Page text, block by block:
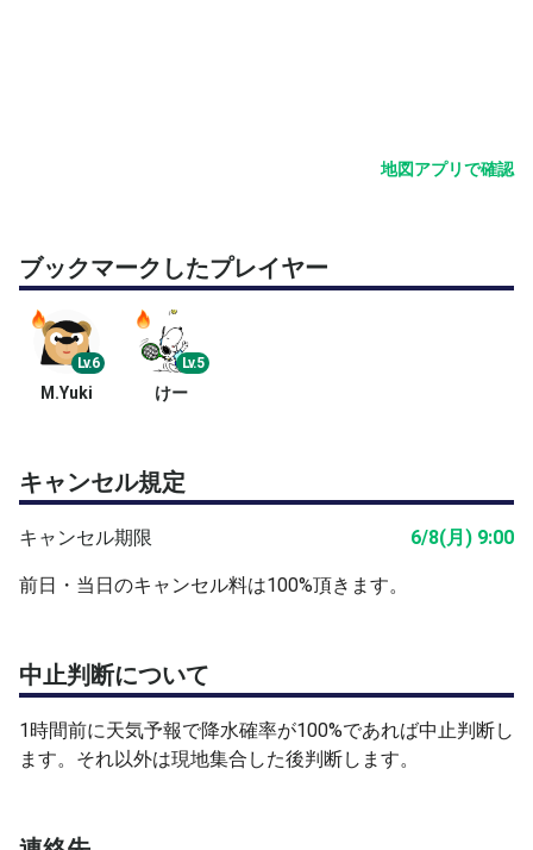
地図アプリで確認
ブックマークしたプレイヤー
Lv.6
M.Yuki
Lv.5
けー
キャンセル規定
キャンセル期限 6/8(月) 9:00
前日・当日のキャンセル料は100%頂きます。
中止判断について
1時間前に天気予報で降水確率が100%であれば中止判断し
ます。それ以外は現地集合した後判断します。